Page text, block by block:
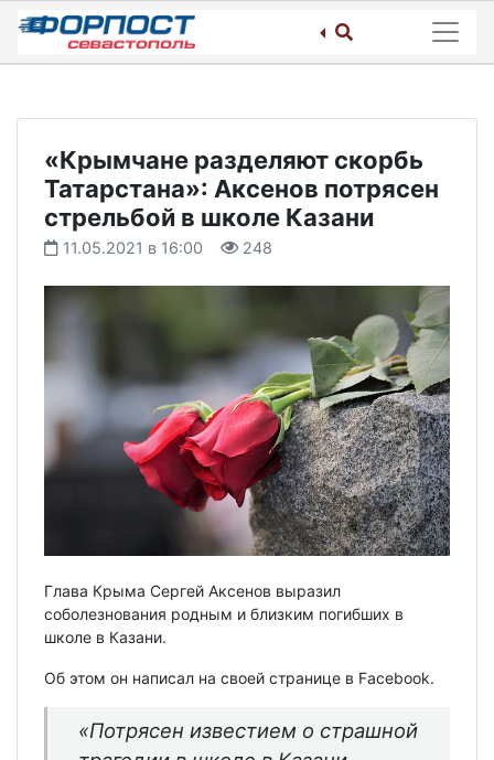
Skip
content
«Крымчане разделяют скорбь
Татарстана»: Аксенов потрясен
стрельбой в школе Казани
11.05.2021 в 16:00 248
Глава Крыма Сергей Аксенов выразил
соболезнования родным и близким погибших в
школе в Казани.
Об этом он написал на своей странице в Facebook.
«Потрясен известием о страшной